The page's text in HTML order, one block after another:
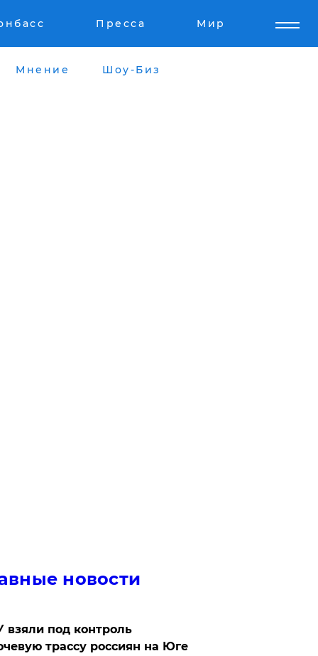
Пресса Мир
Мнение Шоу-Биз
новости
взяли под контроль
трассу россиян на Юге